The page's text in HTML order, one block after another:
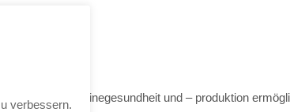
Bereich Schweinegesundheit und – produktion
verbessern.